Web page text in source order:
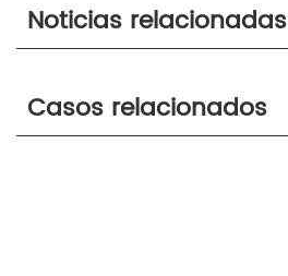
Noticias relacionadas
Casos relacionados